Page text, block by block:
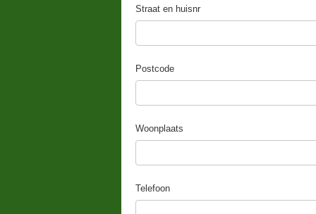
Straat en huisnr
Postcode
Woonplaats
Telefoon